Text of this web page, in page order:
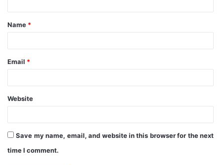
t
*
Name *
Email *
Website
Save my name, email, and website in this browser for the next
time I comment.